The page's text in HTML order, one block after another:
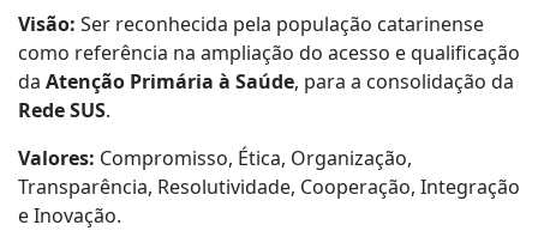
Visão: Ser reconhecida pela população catarinense
como referência na ampliação do acesso e qualificação
da Atenção Primária à Saúde, para a consolidação da
Rede SUS.
Valores: Compromisso, Ética, Organização,
Transparência, Resolutividade, Cooperação, Integração
e Inovação.